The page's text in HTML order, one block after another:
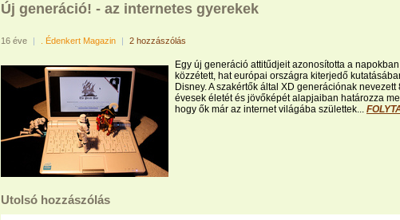
Új generáció! - az internetes gyerekek
16 éve | . Édenkert Magazin | 2 hozzászólás
Egy új generáció attitűdjeit azonosította a napokban
közzétett, hat európai országra kiterjedő
Disney. A szakértők által XD generációnak nevezett
évesek életét és jövőképét alapjaiban határozza
hogy ők már az internet világába születtek...
Utolsó hozzászólás